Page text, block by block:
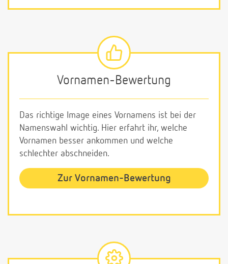
Vornamen-Bewertung
Das richtige Image eines Vornamens ist bei der
Namenswahl wichtig. Hier erfahrt ihr, welche
Vornamen besser ankommen und welche
schlechter abschneiden.
Zur Vornamen-Bewertung